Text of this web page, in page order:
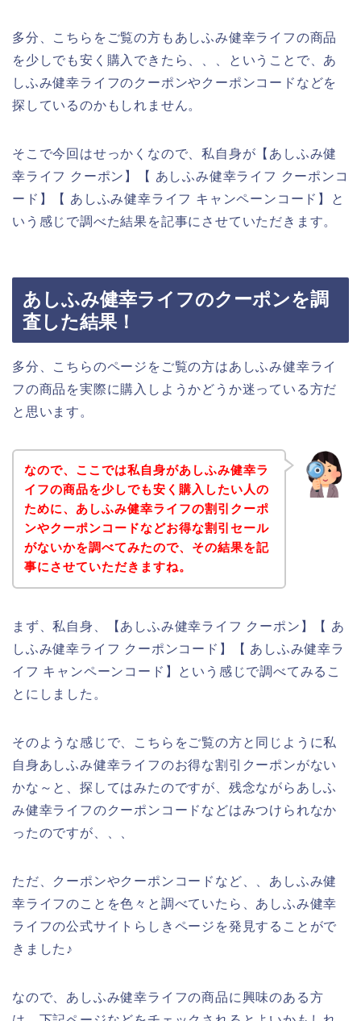
多分、こちらをご覧の方もあしふみ健幸ライフの商品
を少しでも安く購入できたら、、、ということで、あ
しふみ健幸ライフのクーポンやクーポンコードなどを
探しているのかもしれません。
そこで今回はせっかくなので、私自身が【あしふみ健
幸ライフ クーポン】【 あしふみ健幸ライフ クーポンコ
ード】【 あしふみ健幸ライフ キャンペーンコード】と
いう感じで調べた結果を記事にさせていただきます。
あしふみ健幸ライフのクーポンを調
査した結果！
多分、こちらのページをご覧の方はあしふみ健幸ライ
フの商品を実際に購入しようかどうか迷っている方だ
と思います。
なので、ここでは私自身があしふみ健幸ラ
イフの商品を少しでも安く購入したい人の
ために、あしふみ健幸ライフの割引クーポ
ンやクーポンコードなどお得な割引セール
がないかを調べてみたので、その結果を記
事にさせていただきますね。
まず、私自身、【あしふみ健幸ライフ クーポン】【 あ
しふみ健幸ライフ クーポンコード】【 あしふみ健幸ラ
イフ キャンペーンコード】という感じで調べてみるこ
とにしました。
そのような感じで、こちらをご覧の方と同じように私
自身あしふみ健幸ライフのお得な割引クーポンがない
かな～と、探してはみたのですが、残念ながらあしふ
み健幸ライフのクーポンコードなどはみつけられなか
ったのですが、、、
ただ、クーポンやクーポンコードなど、、あしふみ健
幸ライフのことを色々と調べていたら、あしふみ健幸
ライフの公式サイトらしきページを発見することがで
きました♪
なので、あしふみ健幸ライフの商品に興味のある方